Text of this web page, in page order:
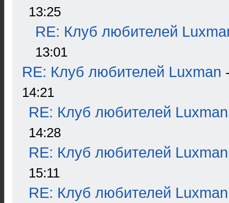
13:25
RE: Клуб любителей
13:01
RE: Клуб любителей Luxman
14:21
RE: Клуб любителей Luxman
14:28
RE: Клуб любителей Luxman
15:11
RE: Клуб любителей Luxman